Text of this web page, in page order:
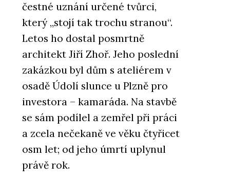
čestné uznání určené tvůrci,
který „stojí tak trochu stranou“.
Letos ho dostal posmrtně
architekt Jiří Zhoř. Jeho poslední
zakázkou byl dům s ateliérem v
osadě Údolí slunce u Plzně pro
investora – kamaráda. Na stavbě
se sám podílel a zemřel při práci
a zcela nečekaně ve věku čtyřicet
osm let; od jeho úmrtí uplynul
právě rok.